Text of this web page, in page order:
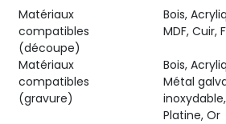
Matériaux
compatibles
(découpe)
Bois,
MDF, Cuir,
Matériaux
compatibles
(gravure)
Bois,
Métal
Platine, Or